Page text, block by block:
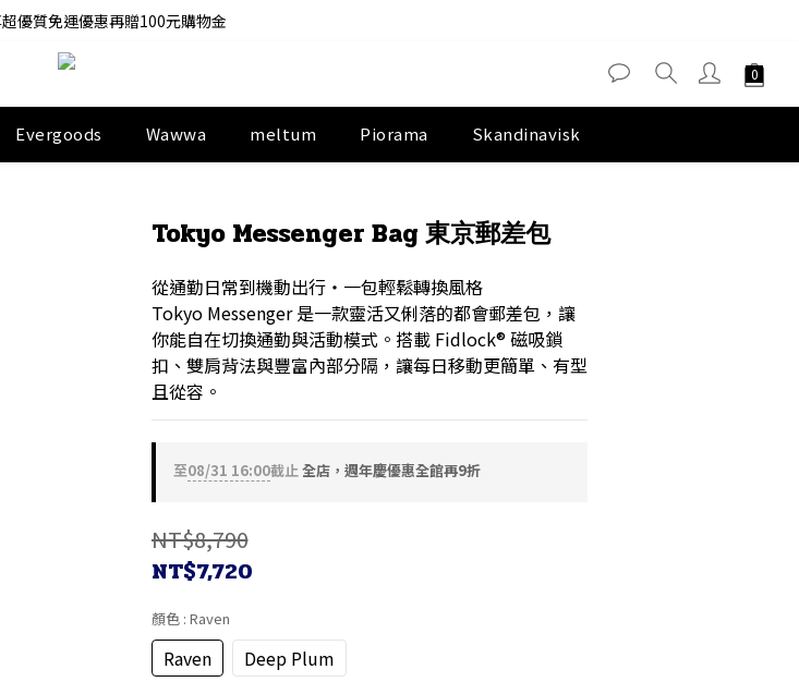
優質免運優惠再贈100元購物金
Evergoods Wawwa meltum Piorama Skandinavisk
Tokyo Messenger Bag 東京郵差包
從通勤日常到機動出行・一包輕鬆轉換風格
Tokyo Messenger 是一款靈活又俐落的都會郵差包，讓
你能自在切換通勤與活動模式。搭載 Fidlock® 磁吸鎖
扣、雙肩背法與豐富內部分隔，讓每日移動更簡單、有型
且從容。
至08/31 16:00截止全店，週年慶優惠全館再9折
NT$8,790
NT$7,720
顏色 : Raven
Raven Deep Plum